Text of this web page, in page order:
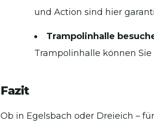
und Action sind hier
Trampolinhalle
Trampolinhalle können Sie
Fazit
Ob in Egelsbach oder Dreieich –